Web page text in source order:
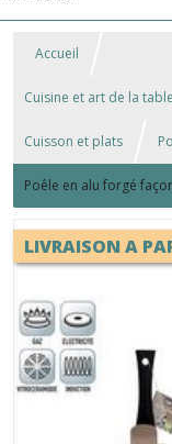
Accueil
Cuisine et art de la
Cuisson et plats
Poêle en alu forgé
LIVRAISON A